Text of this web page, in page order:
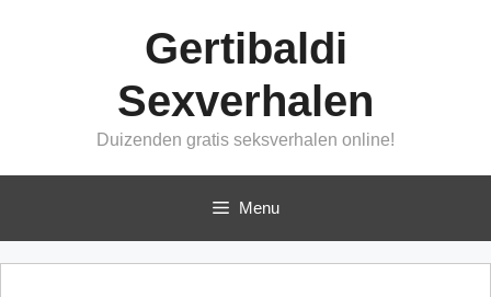
Gertibaldi
Sexverhalen
Duizenden gratis seksverhalen online!
Menu